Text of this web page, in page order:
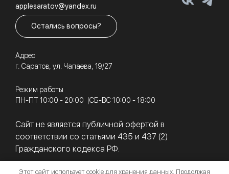
applesaratov@yandex.ru
Остались вопросы?
Адрес
г. Саратов, ул. Чапаева, 19/27
Режим работы
ПН-ПТ 10:00 - 20:00
СБ-ВС 10:00 - 18:00
Сайт не является публичной офертой в
соответствии со статьями 435 и 437 (2)
Гражданского кодекса РФ.
Этот сайт использует cookie для хранения данных. Продолжая